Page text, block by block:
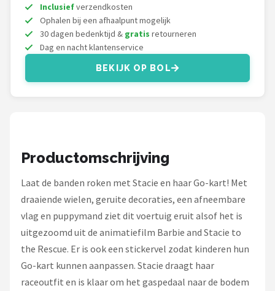
Götz
Rainbow High
L.O.L. Surprise!
Monster High
Inclusiefverzendkosten
Ophalen bij een afhaalpunt mogelijk
30 dagen bedenktijd & gratis retourneren
Dag en nacht klantenservice
BEKIJK OP BOL
Productomschrijving
Laat de banden roken met Stacie en haar Go-kart! Met
draaiende wielen, geruite decoraties, een afneembare
vlag en puppymand ziet dit voertuig eruit alsof het is
uitgezoomd uit de animatiefilm Barbie and Stacie to
the Rescue. Er is ook een stickervel zodat kinderen hun
Go-kart kunnen aanpassen. Stacie draagt haar
raceoutfit en is klaar om het gaspedaal naar de bodem